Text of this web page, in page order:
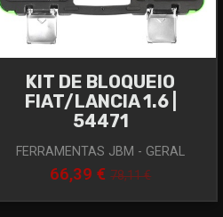
KIT DE BLOQUEIO
FIAT/LANCIA 1.6 |
54471
FERRAMENTAS JBM - GERAL
66,39 €78,11 €